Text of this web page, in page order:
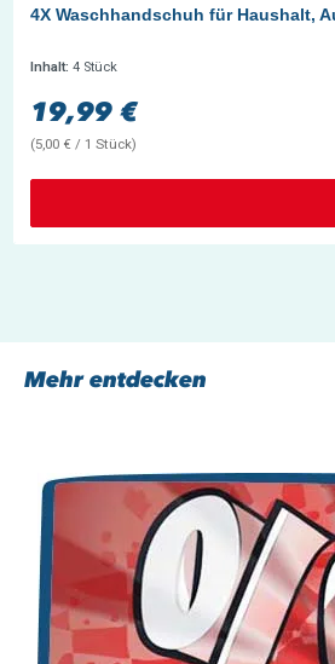
4X Waschhandschuh für Haushalt,
Inhalt:4 Stück
Regulärer Preis:
19,99 €
(5,00 € / 1 Stück)
Mehr entdecken